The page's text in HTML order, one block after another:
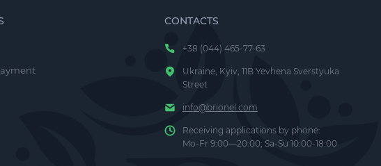
CONTACTS
+38 (044) 465-77-63
Ukraine, Kyiv, 11B Yevhena Sverstyuka
Street
info@brionel.com
Receiving applications by phone:
Mo-Fr 9:00—20:00; Sa-Su 10:00-18:00